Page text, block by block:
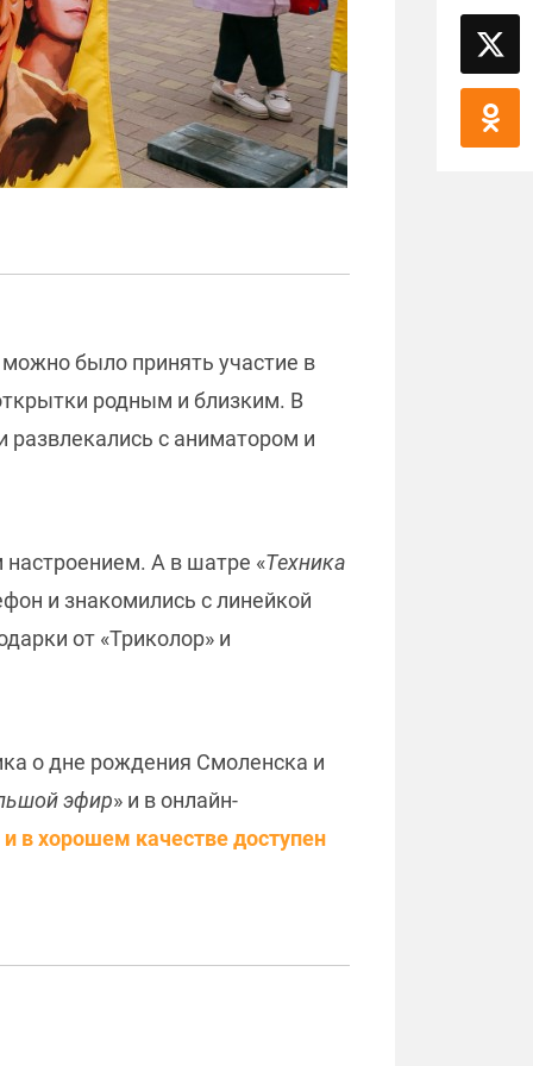
можно было принять участие в
родным и близким. В
развлекались с аниматором и
А в шатре «Техника
и знакомились с линейкой
от «Триколор» и
о дне рождения Смоленска и
эфир» и в онлайн-
в хорошем качестве доступен